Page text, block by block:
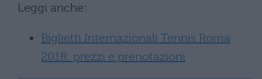
Leggi anche:
Biglietti Internazionali Tennis Roma
2018: prezzi e prenotazioni